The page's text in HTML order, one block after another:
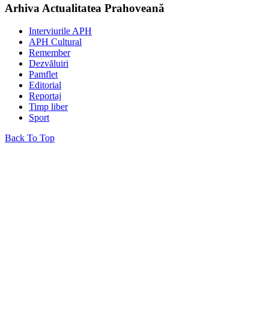
Arhiva Actualitatea Prahoveană
Interviurile APH
APH Cultural
Remember
Dezvăluiri
Pamflet
Editorial
Reportaj
Timp liber
Sport
Back To Top